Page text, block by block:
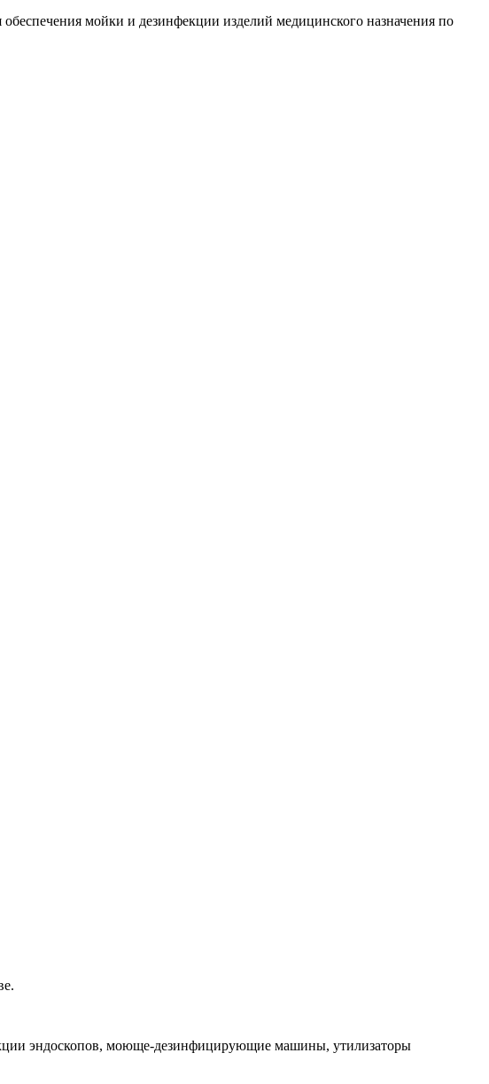
мойки и дезинфекции изделий медицинского назначения по
эндоскопов, моюще-дезинфицирующие машины, утилизаторы